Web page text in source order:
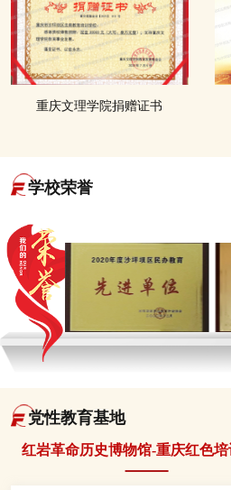
重庆文理学院捐赠证书
学校荣誉
党性教育基地
红岩革命历史博物馆-重庆红色